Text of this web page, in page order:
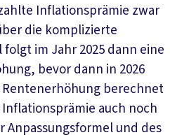
Inflationsprämie zwar
die komplizierte
im Jahr 2025 dann eine
bevor dann in 2026
berechnet
auch noch
und des